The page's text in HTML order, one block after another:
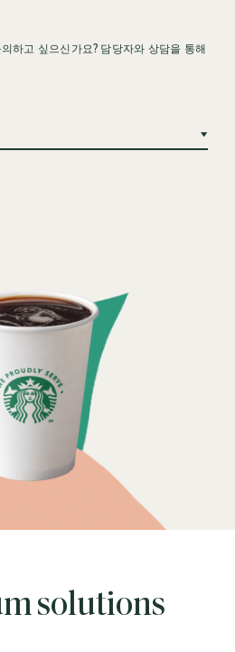
하고 싶으신가요? 담당자와 상담을 통해
solutions